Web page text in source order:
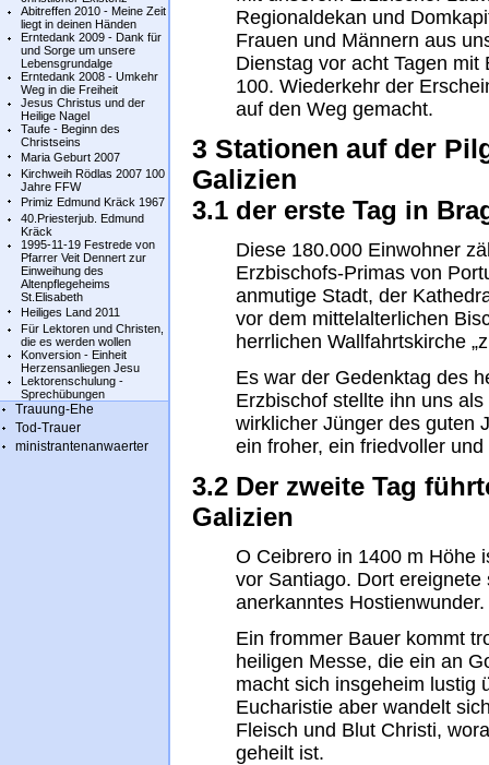
Abitreffen 2010 - Meine Zeit
liegt in deinen Händen
Erntedank 2009 - Dank für
und Sorge um unsere
Lebensgrundalge
Erntedank 2008 - Umkehr
Weg in die Freiheit
Jesus Christus und der
Heilige Nagel
Taufe - Beginn des
Christseins
Maria Geburt 2007
Kirchweih Rödlas 2007 100
Jahre FFW
Primiz Edmund Kräck 1967
40.Priesterjub. Edmund
Kräck
1995-11-19 Festrede von
Pfarrer Veit Dennert zur
Einweihung des
Altenpflegeheims
St.Elisabeth
Heiliges Land 2011
Für Lektoren und Christen,
die es werden wollen
Konversion - Einheit
Herzensanliegen Jesu
Lektorenschulung -
Sprechübungen
Trauung-Ehe
Tod-Trauer
ministrantenanwaerter
Regionaldekan und
Frauen und Männern aus
Dienstag vor acht Tagen
100. Wiederkehr der
auf den Weg gemacht.
3 Stationen auf der
Galizien
3.1 der erste Tag in
Diese 180.000 Einwohner
Erzbischofs-Primas von
anmutige Stadt, der
vor dem mittelalterlichen
herrlichen Wallfahrtskirche
Es war der Gedenktag des
Erzbischof stellte ihn uns
wirklicher Jünger des guten
ein froher, ein friedvoller
3.2 Der zweite Tag
Galizien
O Ceibrero in 1400 m Höhe
vor Santiago. Dort
anerkanntes Hostienwunder.
Ein frommer Bauer kommt
heiligen Messe, die ein an
macht sich insgeheim lustig
Eucharistie aber wandelt
Fleisch und Blut Christi,
geheilt ist.